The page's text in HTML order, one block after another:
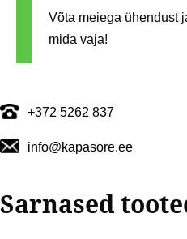
Võta meiega ühendust
mida vaja!
+372 5262 837
info@kapasore.ee
Sarnased